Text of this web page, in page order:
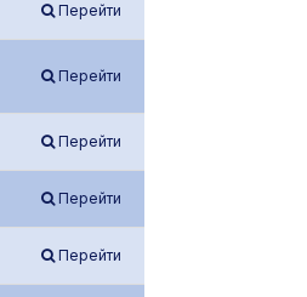
Перейти
Перейти
Перейти
Перейти
Перейти